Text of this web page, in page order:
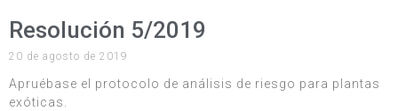
Resolución 5/2019
20 de agosto de 2019
Apruébase el protocolo de análisis de riesgo para plantas
exóticas.